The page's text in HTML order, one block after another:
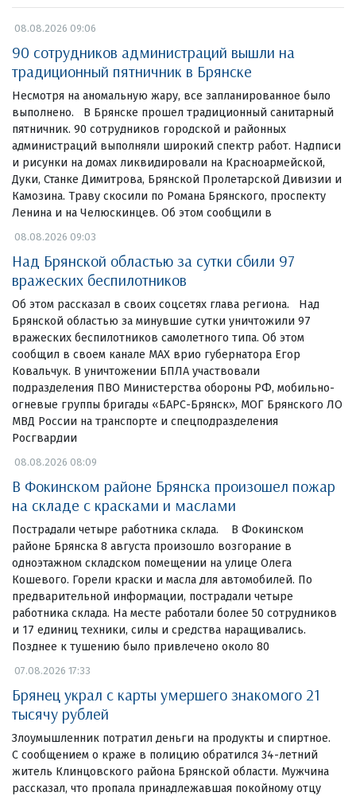
08.08.2026 09:06
90 сотрудников администраций вышли на
традиционный пятничник в Брянске
Несмотря на аномальную жару, все запланированное было
выполнено. В Брянске прошел традиционный санитарный
пятничник. 90 сотрудников городской и районных
администраций выполняли широкий спектр работ. Надписи
и рисунки на домах ликвидировали на Красноармейской,
Дуки, Станке Димитрова, Брянской Пролетарской Дивизии и
Камозина. Траву скосили по Романа Брянского, проспекту
Ленина и на Челюскинцев. Об этом сообщили в
08.08.2026 09:03
Над Брянской областью за сутки сбили 97
вражеских беспилотников
Об этом рассказал в своих соцсетях глава региона. Над
Брянской областью за минувшие сутки уничтожили 97
вражеских беспилотников самолетного типа. Об этом
сообщил в своем канале МАХ врио губернатора Егор
Ковальчук. В уничтожении БПЛА участвовали
подразделения ПВО Министерства обороны РФ, мобильно-
огневые группы бригады «БАРС-Брянск», МОГ Брянского ЛО
МВД России на транспорте и спецподразделения
Росгвардии
08.08.2026 08:09
В Фокинском районе Брянска произошел пожар
на складе с красками и маслами
Пострадали четыре работника склада. В Фокинском
районе Брянска 8 августа произошло возгорание в
одноэтажном складском помещении на улице Олега
Кошевого. Горели краски и масла для автомобилей. По
предварительной информации, пострадали четыре
работника склада. На месте работали более 50 сотрудников
и 17 единиц техники, силы и средства наращивались.
Позднее к тушению было привлечено около 80
07.08.2026 17:33
Брянец украл с карты умершего знакомого 21
тысячу рублей
Злоумышленник потратил деньги на продукты и спиртное.
С сообщением о краже в полицию обратился 34-летний
житель Клинцовского района Брянской области. Мужчина
рассказал, что пропала принадлежавшая покойному отцу